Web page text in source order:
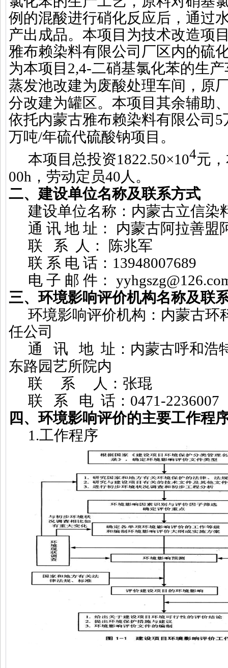
例的混酸进行硝化反应后，通过
产出成品。本项目为技术改造项
雅布赖染料有限公司厂区内的硫
为本项目 2,4-二硝基氯化苯的生
蒸发池改建为废酸处理车间，原
分改建为罐区。本项目其余辅助
依托内蒙古雅布赖染料有限公司 5
万吨/年硫代硫酸钠项目。
本项目总投资1822.50×104元
00h ，劳动定员40 人。
二、建设单位名称及联系方式
建设单位名称： 内蒙古立信染
通 讯 地 址：
内蒙古阿拉善盟
联
系 人：
陈兆军
联 系 电 话： 13948007689
电 子 邮 件：
三、环境影响评价机构名称及联
环境影响评价机构：内蒙古环
任公司
通
讯 地 址：内蒙古呼和浩
东路园艺所院内
联
系
人：张琨
联
系 电 话： 0471-2236007
四、环境影响评价的主要工作程
1.工作程序